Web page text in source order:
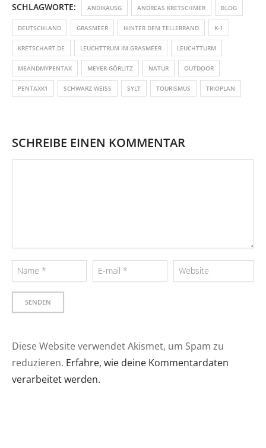
Brennweite 16mm,
Blende f /11,
Belichtungszeit 15 sec.
[/vc_column_text]
[vc_single_image
image="318"
img_size="full"
style="vc_box_shadow"
border_width="2"]
kleiner Einblick in die
height="100px"]
[/vc_column][vc_column
width="1/2"]
[vc_column_text]Ziel des…
SCHLAGWORTE: ANDIKAUSG ANDREAS KRETSCHMER BLOG
DEUTSCHLAND GRASMEER HINTER DEM TELLERRAND K-1
KRETSCHART.DE LEUCHTTRUM IM GRASMEER LEUCHTTURM
MEANDMYPENTAX MEYER-GÖRLITZ NATUR OUTDOOR
PENTAXK1 SCHWARZ WEISS SYLT TOURISMUS TRIOPLAN
SCHREIBE EINEN KOMMENTAR
Diese Website verwendet Akismet, um Spam zu
reduzieren. Erfahre, wie deine Kommentardaten
verarbeitet werden.